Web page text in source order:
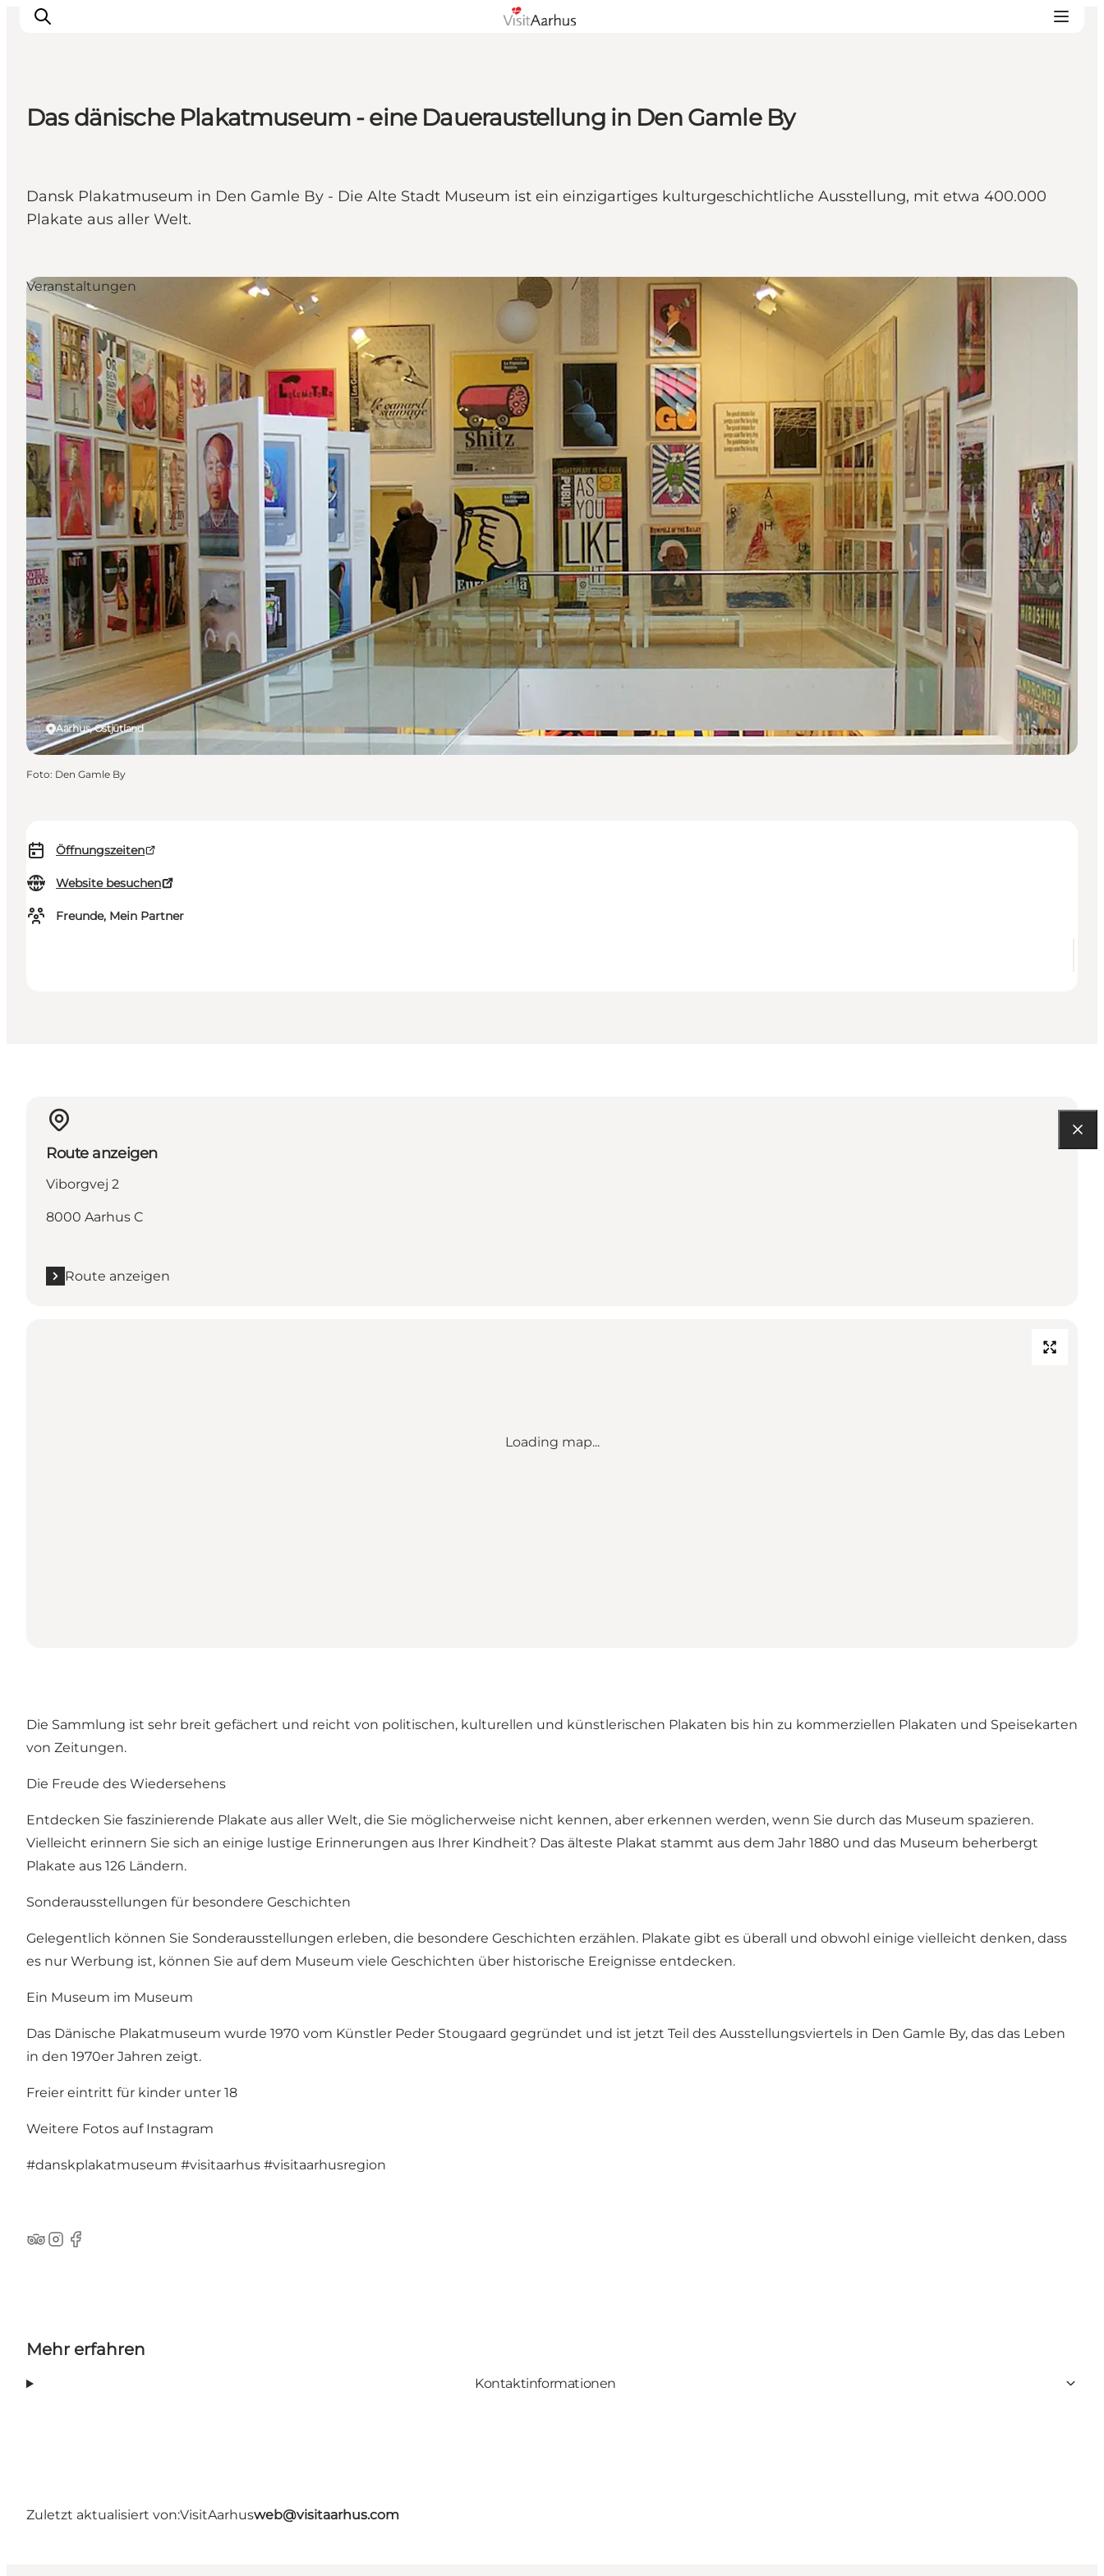
Städte und Regionen
Reiseplanung
Das dänische Plakatmuseum - eine Daueraustellung in Den Gamle By
Dansk Plakatmuseum in Den Gamle By - Die Alte Stadt Museum ist ein einzigartiges kulturgeschichtliche Ausstellung, mit etwa 400.000
Plakate aus aller Welt.
Öffnungszeiten
Website besuchen
Freunde, Mein Partner
Aarhus, Ostjütland
Veranstaltungen
Foto: Den Gamle By
Route anzeigen
Viborgvej 2
8000 Aarhus C
Route anzeigen
Loading map...
Die Sammlung ist sehr breit gefächert und reicht von politischen, kulturellen und künstlerischen Plakaten bis hin zu kommerziellen Plakaten und Speisekarten
von Zeitungen.
Die Freude des Wiedersehens
Entdecken Sie faszinierende Plakate aus aller Welt, die Sie möglicherweise nicht kennen, aber erkennen werden, wenn Sie durch das Museum spazieren.
Vielleicht erinnern Sie sich an einige lustige Erinnerungen aus Ihrer Kindheit? Das älteste Plakat stammt aus dem Jahr 1880 und das Museum beherbergt
Plakate aus 126 Ländern.
Sonderausstellungen für besondere Geschichten
Gelegentlich können Sie Sonderausstellungen erleben, die besondere Geschichten erzählen. Plakate gibt es überall und obwohl einige vielleicht denken, dass
es nur Werbung ist, können Sie auf dem Museum viele Geschichten über historische Ereignisse entdecken.
Ein Museum im Museum
Das Dänische Plakatmuseum wurde 1970 vom Künstler Peder Stougaard gegründet und ist jetzt Teil des Ausstellungsviertels in Den Gamle By, das das Leben
in den 1970er Jahren zeigt.
Freier eintritt für kinder unter 18
Weitere Fotos auf Instagram
#danskplakatmuseum #visitaarhus #visitaarhusregion
TripAdvisor
Instagram
Facebook
Mehr erfahren
Kontaktinformationen
Zuletzt aktualisiert von:VisitAarhusweb@visitaarhus.com